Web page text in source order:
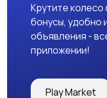
Крутите
бонусы, удобно
объявления -
приложении!
Play Market